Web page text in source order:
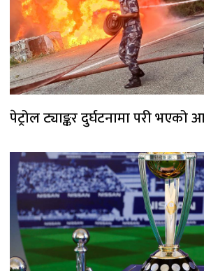
पेट्रोल ट्याङ्कर दुर्घटनामा परी भएको